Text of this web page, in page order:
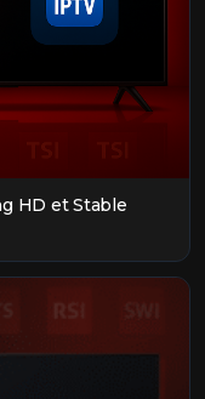
HD et Stable